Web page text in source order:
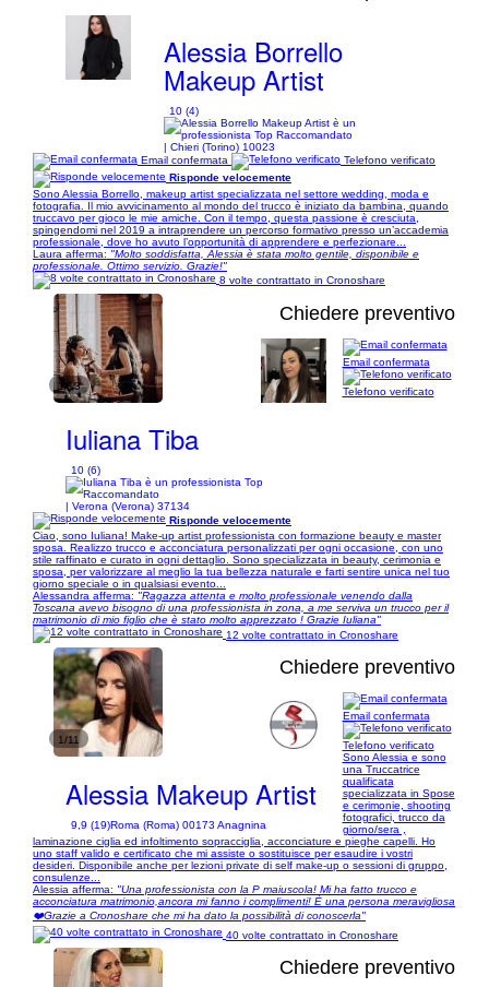
Alessia Borrello
Makeup Artist
10 (4)
| Chieri (Torino) 10023
Email confermata
Telefono verificato
Risponde velocemente
Sono Alessia Borrello, makeup artist specializzata nel settore wedding, moda e
fotografia. Il mio avvicinamento al mondo del trucco è iniziato da bambina, quando
truccavo per gioco le mie amiche. Con il tempo, questa passione è cresciuta,
spingendomi nel 2019 a intraprendere un percorso formativo presso un’accademia
professionale, dove ho avuto l’opportunità di apprendere e perfezionare...
Laura afferma: "Molto soddisfatta, Alessia è stata molto gentile, disponibile e
professionale. Ottimo servizio. Grazie!"
8 volte contrattato in Cronoshare
1/13
Chiedere preventivo
Iuliana Tiba
10 (6)
| Verona (Verona) 37134
Email confermata
Telefono verificato
Risponde velocemente
Ciao, sono Iuliana! Make-up artist professionista con formazione beauty e master
sposa. Realizzo trucco e acconciatura personalizzati per ogni occasione, con uno
stile raffinato e curato in ogni dettaglio. Sono specializzata in beauty, cerimonia e
sposa, per valorizzare al meglio la tua bellezza naturale e farti sentire unica nel tuo
giorno speciale o in qualsiasi evento...
Alessandra afferma: "Ragazza attenta e molto professionale venendo dalla
Toscana avevo bisogno di una professionista in zona, a me serviva un trucco per il
matrimonio di mio figlio che è stato molto apprezzato ! Grazie Iuliana"
12 volte contrattato in Cronoshare
1/11
Chiedere preventivo
Alessia Makeup Artist
9,9 (19)Roma (Roma) 00173 Anagnina
Email confermata
Telefono verificato
Sono Alessia e sono
una Truccatrice
qualificata
specializzata in Spose
e cerimonie, shooting
fotografici, trucco da
giorno/sera ,
laminazione ciglia ed infoltimento sopracciglia, acconciature e pieghe capelli. Ho
uno staff valido e certificato che mi assiste o sostituisce per esaudire i vostri
desideri. Disponibile anche per lezioni private di self make-up o sessioni di gruppo,
consulenze...
Alessia afferma: "Una professionista con la P maiuscola! Mi ha fatto trucco e
acconciatura matrimonio,ancora mi fanno i complimenti! È una persona meravigliosa
❤️Grazie a Cronoshare che mi ha dato la possibilità di conoscerla"
40 volte contrattato in Cronoshare
Chiedere preventivo